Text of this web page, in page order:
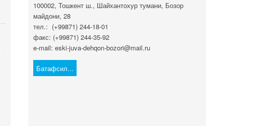
100002, Тошкент ш., Шайхантохур тумани, Бозор
майдони, 28
тел.: (+99871) 244-18-01
факс: (+99871) 244-35-92
e-mail: eski-juva-dehqon-bozori@mail.ru
Батафсил...